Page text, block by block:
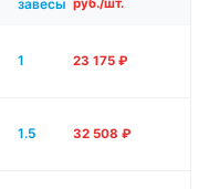
завесы руб./шт.
1 23 175 ₽
1.5 32 508 ₽